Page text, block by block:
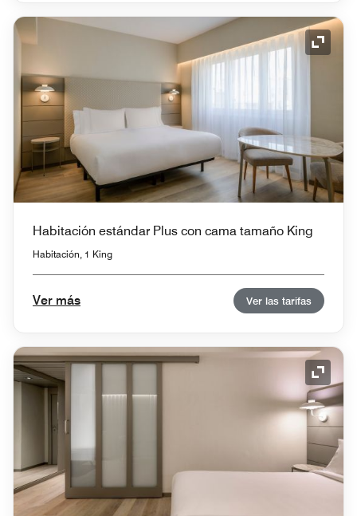
Icono
Habitación estándar Plus con cama tamaño King
Habitación, 1 King
Ver más Ver las tarifas
Icono